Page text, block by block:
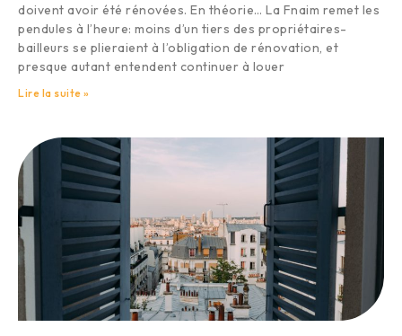
doivent avoir été rénovées. En théorie… La Fnaim remet les
pendules à l’heure: moins d’un tiers des propriétaires-
bailleurs se plieraient à l’obligation de rénovation, et
presque autant entendent continuer à louer
Lire la suite »